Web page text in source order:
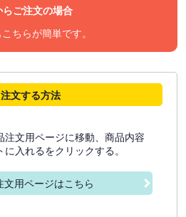
ご注文の場合
ちらが簡単です。
文する方法
注文用ページに移動、商品内容
入れるをクリックする。
文用ページはこちら